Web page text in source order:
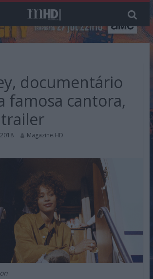
documentário
famosa cantora,
Magazine.HD